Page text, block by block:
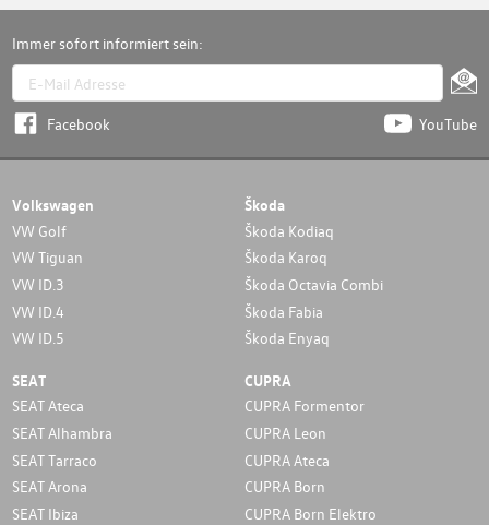
Immer sofort informiert sein:
Facebook YouTube
Volkswagen
VW Golf
VW Tiguan
VW ID.3
VW ID.4
VW ID.5
Škoda
Škoda Kodiaq
Škoda Karoq
Škoda Octavia Combi
Škoda Fabia
Škoda Enyaq
SEAT
SEAT Ateca
SEAT Alhambra
SEAT Tarraco
SEAT Arona
SEAT Ibiza
CUPRA
CUPRA Formentor
CUPRA Leon
CUPRA Ateca
CUPRA Born
CUPRA Born Elektro